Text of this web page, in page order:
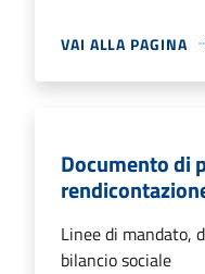
VAI ALLA PAGINA
Documento di
Linee di mandato,
bilancio sociale